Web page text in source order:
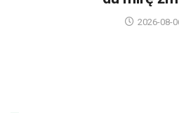
2026-08-